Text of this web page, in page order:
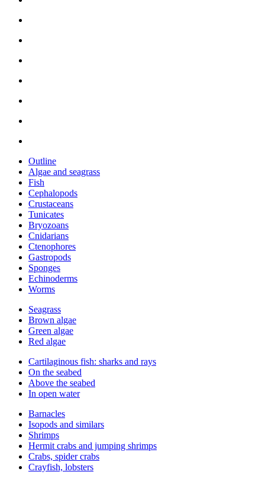
Outline
Algae and seagrass
Fish
Cephalopods
Crustaceans
Tunicates
Bryozoans
Cnidarians
Ctenophores
Gastropods
Sponges
Echinoderms
Worms
Seagrass
Brown algae
Green algae
Red algae
Cartilaginous fish: sharks and rays
On the seabed
Above the seabed
In open water
Barnacles
Isopods and similars
Shrimps
Hermit crabs and jumping shrimps
Crabs, spider crabs
Crayfish, lobsters